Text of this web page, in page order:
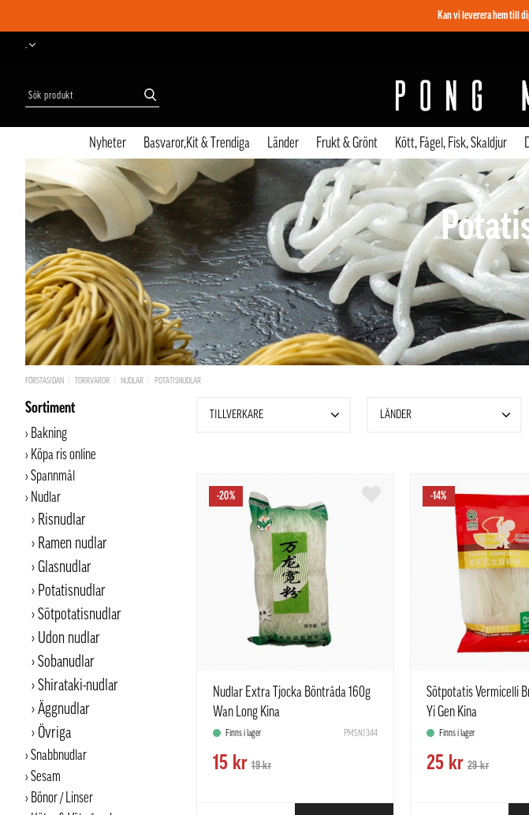
Kan vi leverera hem till
-
Nyheter Basvaror,Kit & Trendiga Länder Frukt & Grönt Kött, Fågel, Fisk, Skaldjur
FÖRSTASIDAN TORRVAROR NUDLAR POTATISNUDLAR
Sortiment
Bakning
Köpa ris online
Spannmål
Nudlar
Risnudlar
Ramen nudlar
Glasnudlar
Potatisnudlar
Sötpotatisnudlar
Udon nudlar
Sobanudlar
Shirataki-nudlar
Äggnudlar
Övriga
Snabbnudlar
Sesam
Bönor / Linser
TILLVERKARE LÄNDER
-20%
Nudlar Extra Tjocka Böntråda 160g
Wan Long Kina
Finns i lager PMSN1344
15 kr 19 kr
-14%
Sötpotatis Vermicelli
Yi Gen Kina
Finns i lager
25 kr 29 kr